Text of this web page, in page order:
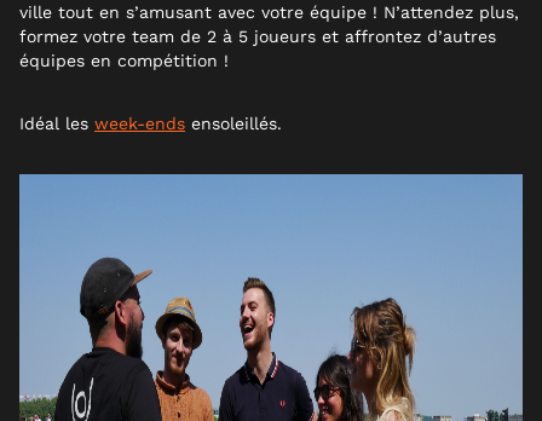
ville tout en s’amusant avec votre équipe ! N’attendez plus,
formez votre team de 2 à 5 joueurs et affrontez d’autres
équipes en compétition !
Idéal les week-ends ensoleillés.